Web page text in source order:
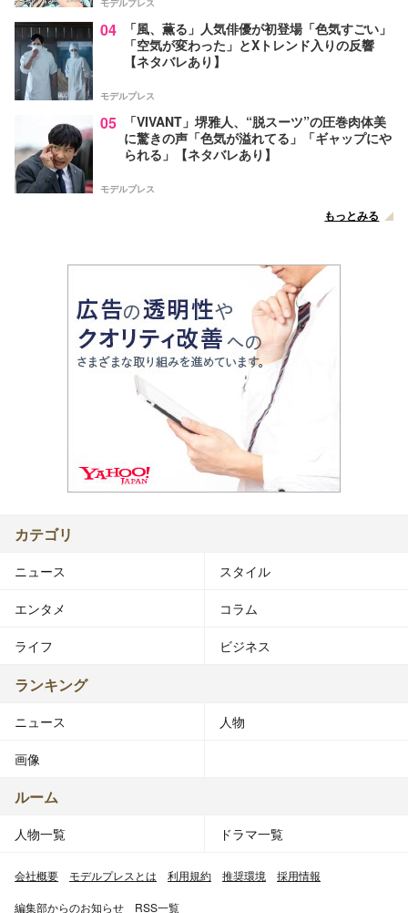
モデルプレス
04
「風、薫る」人気俳優が初登場「色気すごい」
「空気が変わった」とXトレンド入りの反響
【ネタバレあり】
モデルプレス
05
「VIVANT」堺雅人、“脱スーツ”の圧巻肉体美
に驚きの声「色気が溢れてる」「ギャップにや
られる」【ネタバレあり】
モデルプレス
もっとみる
カテゴリ
ニュース スタイル
エンタメ コラム
ライフ ビジネス
ランキング
ニュース 人物
画像
ルーム
人物一覧 ドラマ一覧
会社概要 モデルプレスとは 利用規約 推奨環境 採用情報
編集部からのお知らせ RSS一覧